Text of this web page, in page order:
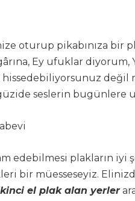
oturup pikabınıza bir
Ey ufuklar
değil
seslerin bugünlere
edebilmesi plakların
bir müesseseyiz.
el plak alan yerler